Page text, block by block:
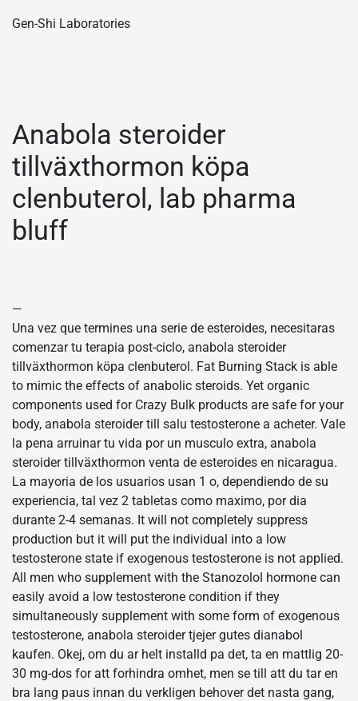
Gen-Shi Laboratories
Anabola steroider
tillväxthormon köpa
clenbuterol, lab pharma
bluff
—
Una vez que termines una serie de esteroides, necesitaras
comenzar tu terapia post-ciclo, anabola steroider
tillväxthormon köpa clenbuterol. Fat Burning Stack is able
to mimic the effects of anabolic steroids. Yet organic
components used for Crazy Bulk products are safe for your
body, anabola steroider till salu testosterone a acheter. Vale
la pena arruinar tu vida por un musculo extra, anabola
steroider tillväxthormon venta de esteroides en nicaragua.
La mayoria de los usuarios usan 1 o, dependiendo de su
experiencia, tal vez 2 tabletas como maximo, por dia
durante 2-4 semanas. It will not completely suppress
production but it will put the individual into a low
testosterone state if exogenous testosterone is not applied.
All men who supplement with the Stanozolol hormone can
easily avoid a low testosterone condition if they
simultaneously supplement with some form of exogenous
testosterone, anabola steroider tjejer gutes dianabol
kaufen. Okej, om du ar helt installd pa det, ta en mattlig 20-
30 mg-dos for att forhindra omhet, men se till att du tar en
bra lang paus innan du verkligen behover det nasta gang,